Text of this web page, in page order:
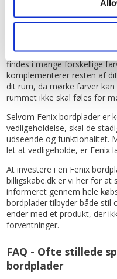
købsprocessen.
Overvej, hvor meget plads
bordpladetykkelse der vil
findes i mange forskellige
komplementerer resten af
dit rum, da mørke farver
rummet ikke skal føles for
Selvom Fenix bordplader er
vedligeholdelse, skal de
udseende og funktionalitet.
let at vedligeholde, er Fenix
At investere i en Fenix
billigskabe.dk er vi her for
informeret gennem hele
bordplader tilbyder både stil
ender med et produkt, der
forventninger.
FAQ - Ofte stillede
bordplader